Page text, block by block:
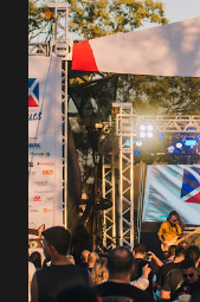
impacto é tão
agora é Expozebu
VAI ESTREMECER
24, 25, 30 de abril e
da música brasileira
piseiro e sofrência
Natanzinho Lima Jads